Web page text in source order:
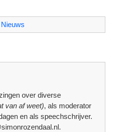
Nieuws
over diverse
van af weet), als moderator
en als speechschrijver.